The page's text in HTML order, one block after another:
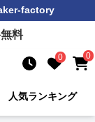
factory
料
0 0
人気ランキング